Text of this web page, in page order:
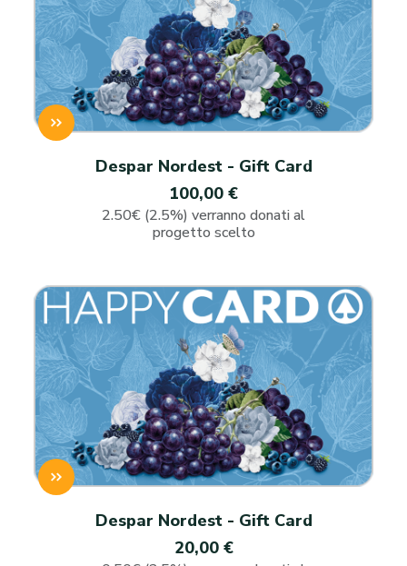
Despar Nordest - Gift Card
100,00 €
2.50€ (2.5%) verranno donati al
progetto scelto
Despar Nordest - Gift Card
20,00 €